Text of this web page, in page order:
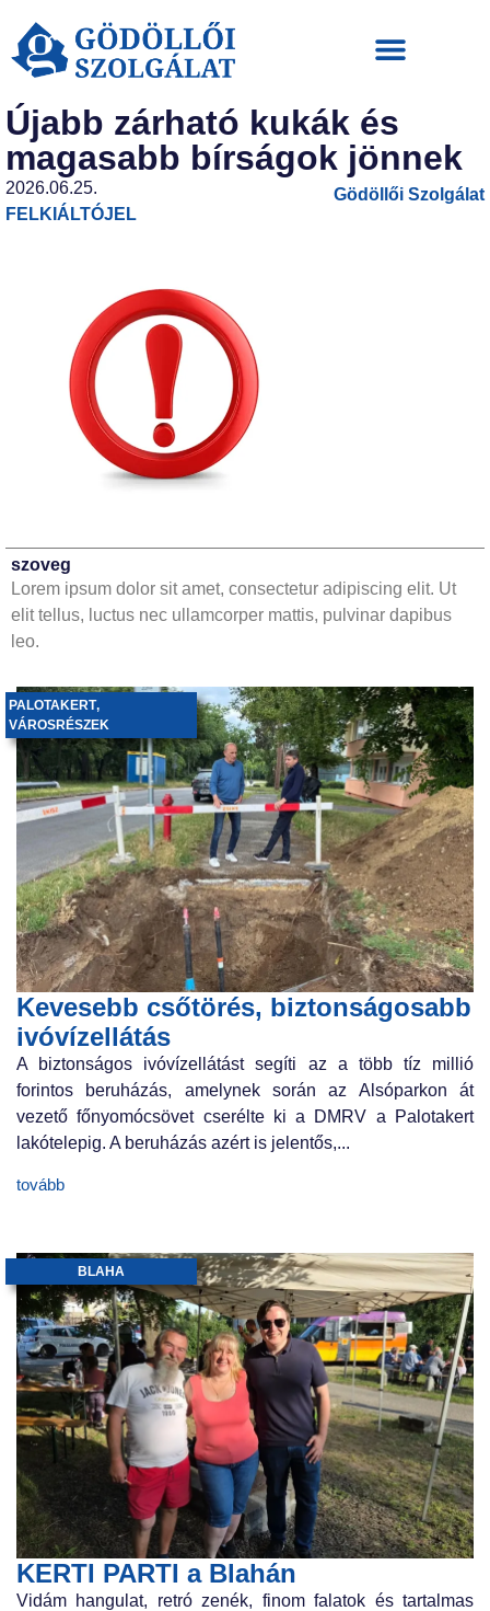
Újabb zárható kukák és
magasabb bírságok jönnek
2026.06.25.
FELKIÁLTÓJEL
Gödöllői Szolgálat
szoveg
Lorem ipsum dolor sit amet, consectetur adipiscing elit. Ut
elit tellus, luctus nec ullamcorper mattis, pulvinar dapibus
leo.
Kevesebb csőtörés, biztonságosabb
ivóvízellátás
PALOTAKERT,
VÁROSRÉSZEK
A biztonságos ivóvízellátást segíti az a több tíz millió
forintos beruházás, amelynek során az Alsóparkon át
vezető főnyomócsövet cserélte ki a DMRV a Palotakert
lakótelepig. A beruházás azért is jelentős,...
tovább
KERTI PARTI a Blahán
BLAHA
Vidám hangulat, retró zenék, finom falatok és tartalmas